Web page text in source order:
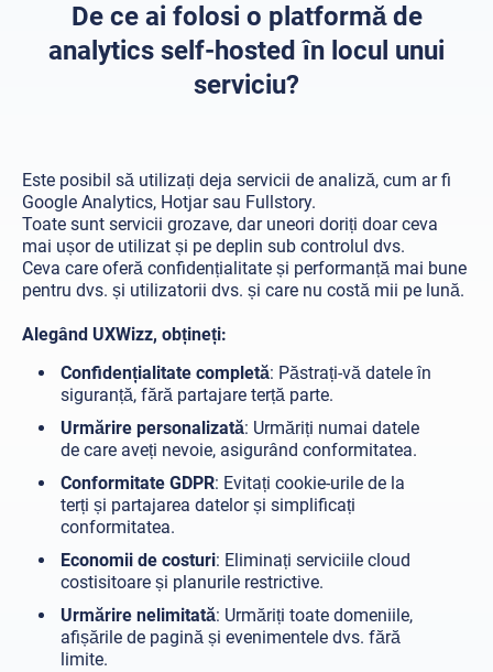
De ce ai folosi o platformă de
analytics self-hosted în locul unui
serviciu?
Este posibil să utilizați deja servicii de analiză, cum ar fi
Google Analytics, Hotjar sau Fullstory.
Toate sunt servicii grozave, dar uneori doriți doar ceva
mai ușor de utilizat și pe deplin sub controlul dvs.
Ceva care oferă confidențialitate și performanță mai bune
pentru dvs. și utilizatorii dvs. și care nu costă mii pe lună.
Alegând UXWizz, obțineți:
Confidențialitate completă: Păstrați-vă datele în
siguranță, fără partajare terță parte.
Urmărire personalizată: Urmăriți numai datele
de care aveți nevoie, asigurând conformitatea.
Conformitate GDPR: Evitați cookie-urile de la
terți și partajarea datelor și simplificați
conformitatea.
Economii de costuri: Eliminați serviciile cloud
costisitoare și planurile restrictive.
Urmărire nelimitată: Urmăriți toate domeniile,
afișările de pagină și evenimentele dvs. fără
limite.